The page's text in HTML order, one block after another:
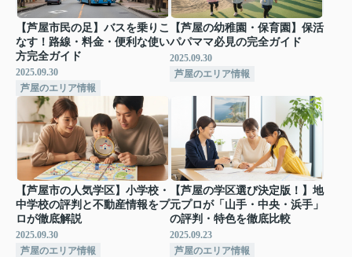
【芦屋市民の足】バスを乗りこ
なす！路線・料金・便利な使い
方完全ガイド
2025.09.30
芦屋のエリア情報
【芦屋の幼稚園・保育園】保活
パパママ必見の完全ガイド
2025.09.30
芦屋のエリア情報
【芦屋市の人気学区】小学校・
中学校の評判と不動産情報をプ
ロが徹底解説
2025.09.30
芦屋のエリア情報
【芦屋の学区選び決定版！】地
元プロが「山手・中央・浜手」
の評判・特色を徹底比較
2025.09.23
芦屋のエリア情報